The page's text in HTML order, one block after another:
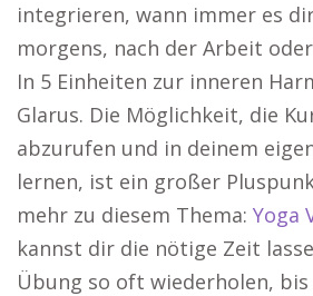
integrieren, wann immer es
morgens, nach der Arbeit
In 5 Einheiten zur inneren
Glarus. Die Möglichkeit, die
abzurufen und in deinem
lernen, ist ein großer
mehr zu diesem Thema: Yoga
kannst dir die nötige Zeit
Übung so oft wiederholen,